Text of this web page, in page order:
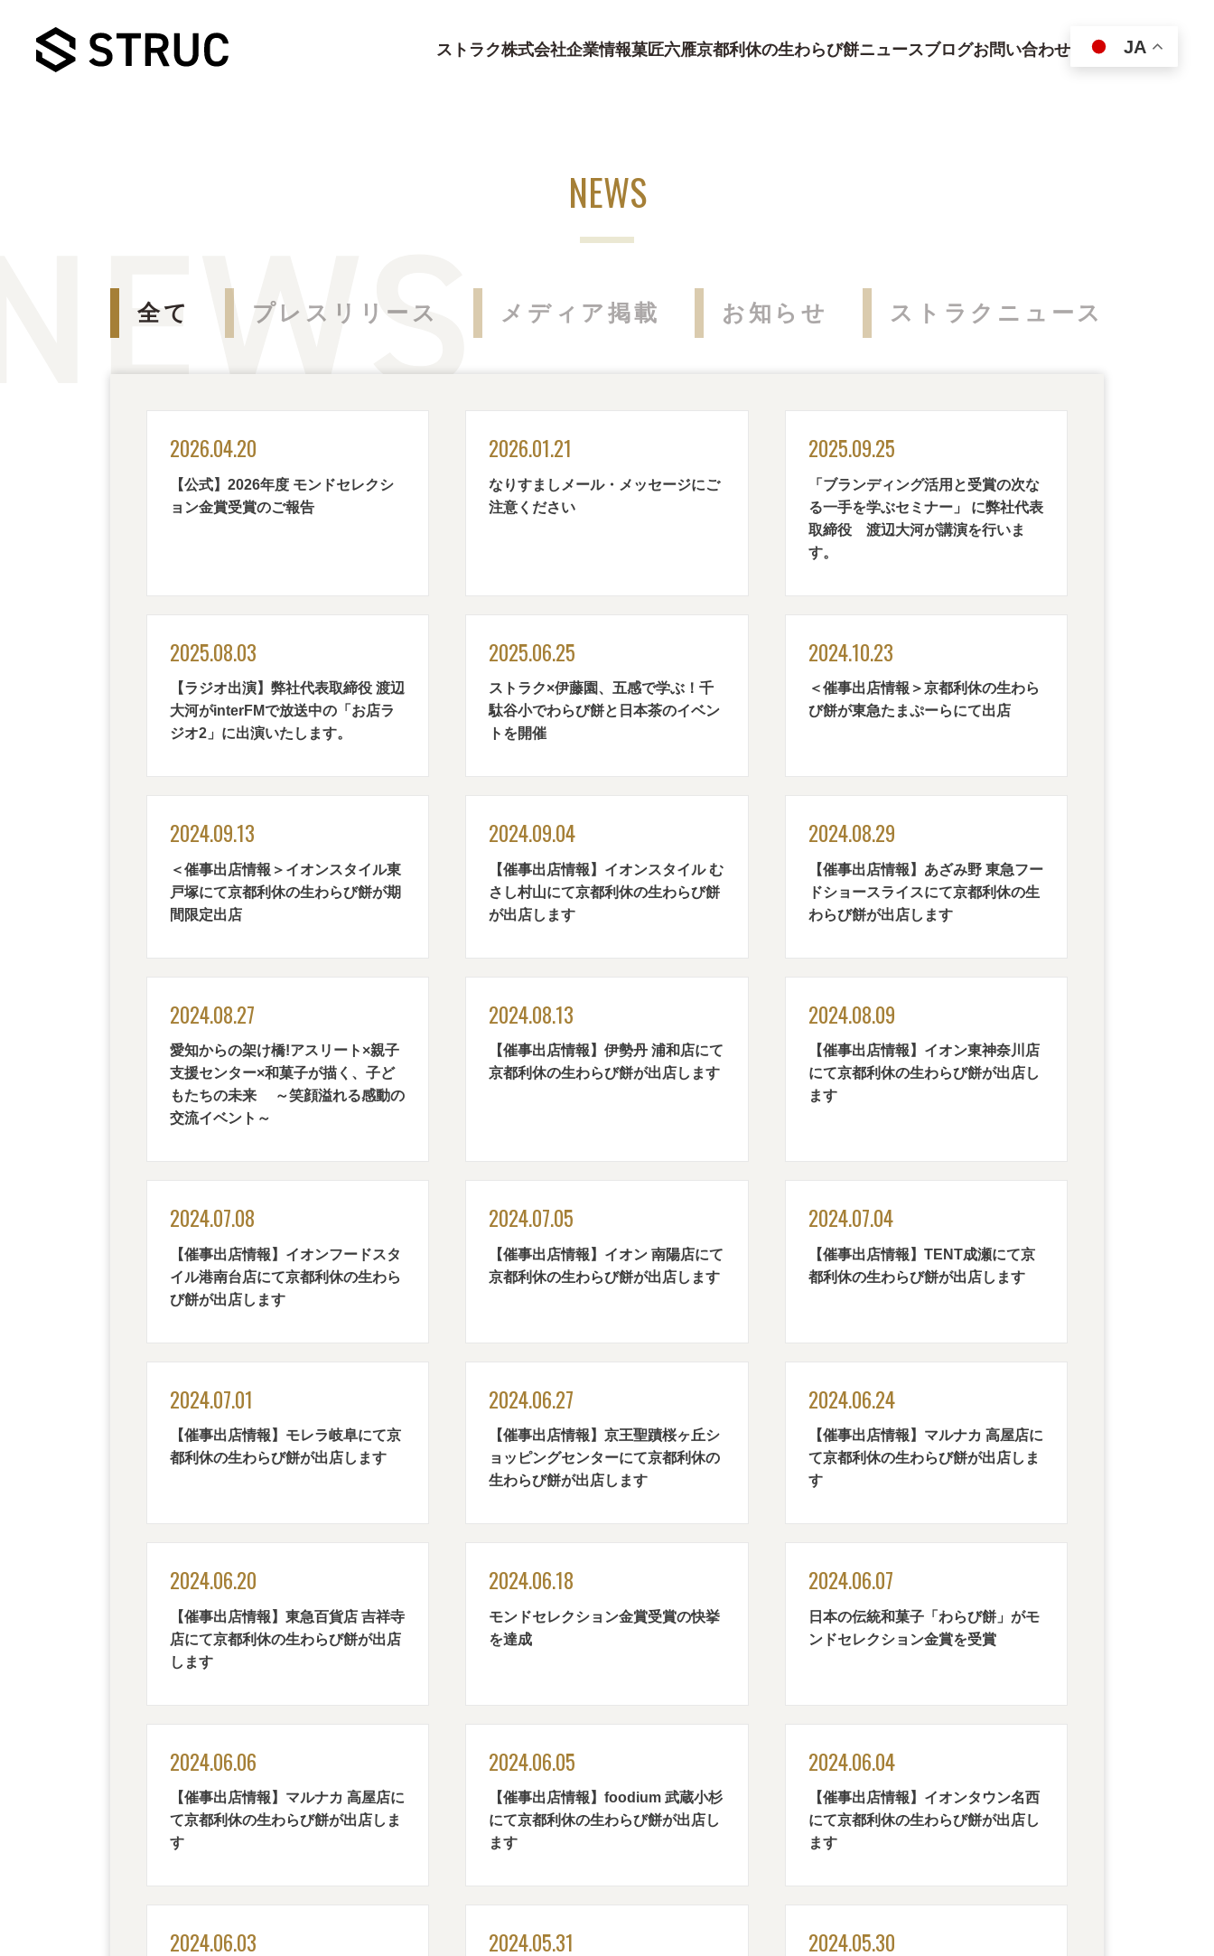
ストラク株式会社企業情報菓匠六雁京都利休の生わらび餅ニュースブログお問い合わせ JA
NEWS
全て プレスリリース メディア掲載 お知らせ ストラクニュース
2026.04.20
【公式】2026年度 モンドセレクシ
ョン金賞受賞のご報告
2026.01.21
なりすましメール・メッセージにご
注意ください
2025.09.25
「ブランディング活用と受賞の次な
る一手を学ぶセミナー」 に弊社代表
取締役 渡辺大河が講演を行いま
す。
2025.08.03
【ラジオ出演】弊社代表取締役 渡辺
大河がinterFMで放送中の「お店ラ
ジオ2」に出演いたします。
2025.06.25
ストラク×伊藤園、五感で学ぶ！千
駄谷小でわらび餅と日本茶のイベン
トを開催
2024.10.23
＜催事出店情報＞京都利休の生わら
び餅が東急たまぷーらにて出店
2024.09.13
＜催事出店情報＞イオンスタイル東
戸塚にて京都利休の生わらび餅が期
間限定出店
2024.09.04
【催事出店情報】イオンスタイル む
さし村山にて京都利休の生わらび餅
が出店します
2024.08.29
【催事出店情報】あざみ野 東急フー
ドショースライスにて京都利休の生
わらび餅が出店します
2024.08.27
愛知からの架け橋!アスリート×親子
支援センター×和菓子が描く、子ど
もたちの未来
～笑顔溢れる感動の
交流イベント～
2024.08.13
【催事出店情報】伊勢丹 浦和店にて
京都利休の生わらび餅が出店します
2024.08.09
【催事出店情報】イオン東神奈川店
にて京都利休の生わらび餅が出店し
ます
2024.07.08
【催事出店情報】イオンフードスタ
イル港南台店にて京都利休の生わら
び餅が出店します
2024.07.05
【催事出店情報】イオン 南陽店にて
京都利休の生わらび餅が出店します
2024.07.04
【催事出店情報】TENT成瀬にて京
都利休の生わらび餅が出店します
2024.07.01
【催事出店情報】モレラ岐阜にて京
都利休の生わらび餅が出店します
2024.06.27
【催事出店情報】京王聖蹟桜ヶ丘シ
ョッピングセンターにて京都利休の
生わらび餅が出店します
2024.06.24
【催事出店情報】マルナカ 高屋店に
て京都利休の生わらび餅が出店しま
す
2024.06.20
【催事出店情報】東急百貨店 吉祥寺
店にて京都利休の生わらび餅が出店
します
2024.06.18
モンドセレクション金賞受賞の快挙
を達成
2024.06.07
日本の伝統和菓子「わらび餅」がモ
ンドセレクション金賞を受賞
2024.06.06
【催事出店情報】マルナカ 高屋店に
て京都利休の生わらび餅が出店しま
す
2024.06.05
【催事出店情報】foodium 武蔵小杉
にて京都利休の生わらび餅が出店し
ます
2024.06.04
【催事出店情報】イオンタウン名西
にて京都利休の生わらび餅が出店し
ます
2024.06.03 2024.05.31 2024.05.30